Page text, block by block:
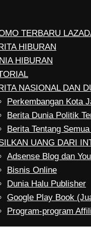
TERBARU
HIBURAN
HIBURAN
NASIONAL DAN
Perkembangan Kota
Berita Dunia Politik
Berita Tentang
UANG DARI
Adsense Blog dan
Bisnis Online
Dunia Halu Publisher
Google Play Book
Program-program